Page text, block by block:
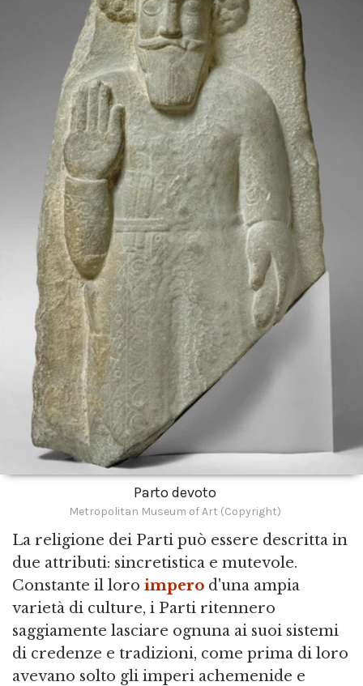
Parto devoto
Metropolitan Museum of Art (Copyright)
La religione dei Parti può essere descritta in
due attributi: sincretistica e mutevole.
Constante il loro impero d'una ampia
varietà di culture, i Parti ritennero
saggiamente lasciare ognuna ai suoi sistemi
di credenze e tradizioni, come prima di loro
avevano solto gli imperi achemenide e